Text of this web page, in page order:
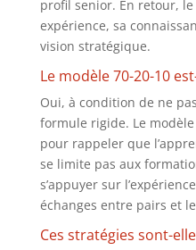
profil senior. En retour,
expérience, sa
vision stratégique.
Le modèle 70-20-10
Oui, à condition de ne
formule rigide. Le
pour rappeler que
se limite pas aux
s’appuyer sur
échanges entre pairs et
Ces stratégies sont-